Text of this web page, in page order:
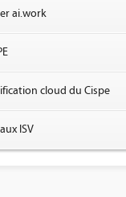
ai.work
cloud du Cispe
ISV